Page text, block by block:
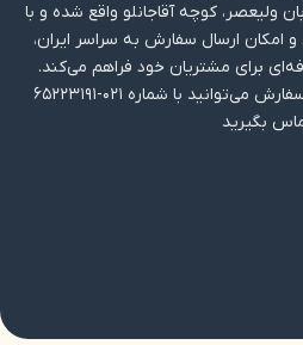
ولیعصر، کوچه آقاجانلو واقع شده و با
امکان ارسال سفارش به سراسر ایران،
برای مشتریان خود فراهم می‌کند.
برای دریافت مشاوره یا ثبت سفارش می‌توانید با شماره ۰۲۱-۶۵۲۲۳۱۹۱
بگیرید